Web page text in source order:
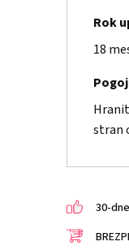
Rok
18
stran
30-